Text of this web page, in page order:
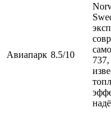
Авиапарк 8.5/10